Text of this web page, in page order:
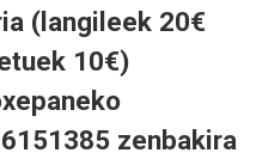
(langileek 20€
10€)
zenbakira